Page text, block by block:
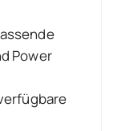
Power